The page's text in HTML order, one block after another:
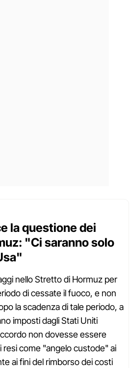
la questione dei
"Ci saranno solo
nello Stretto di Hormuz per
di cessate il fuoco, e non
la scadenza di tale periodo, a
imposti dagli Stati Uniti
non dovesse essere
resi come "angelo custode" ai
ai fini del rimborso dei costi